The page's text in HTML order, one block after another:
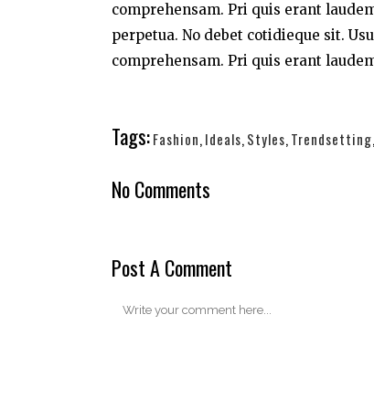
comprehensam. Pri quis erant
perpetua. No debet cotidieque sit.
comprehensam. Pri quis erant
Tags:Fashion,Ideals,Styles,Trendsetting,
No Comments
Post A Comment